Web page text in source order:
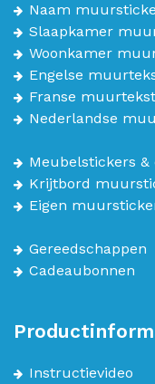
Naam
Slaapkamer
Woonkamer
Engelse
Franse
Nederlandse
Meubelstickers
Krijtbord
Eigen
Gereedschappen
Cadeaubonnen
Instructievideo